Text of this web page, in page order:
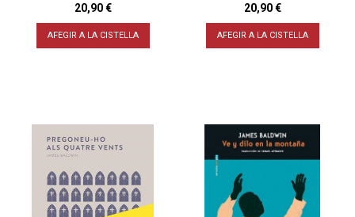
20,90 €
AFEGIR A LA CISTELLA
20,90 €
AFEGIR A LA CISTELLA